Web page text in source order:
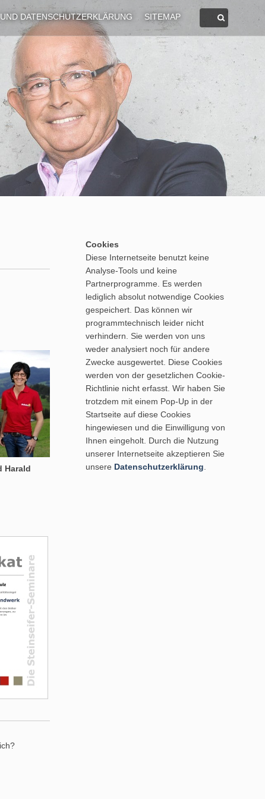
SITEMAP
DATENSCHUTZERKLÄRUNG
Harald
Cookies
Diese Internetseite benutzt keine
Analyse-Tools und keine
Partnerprogramme. Es werden
lediglich absolut notwendige Cookies
gespeichert. Das können wir
programmtechnisch leider nicht
verhindern. Sie werden von uns
weder analysiert noch für andere
Zwecke ausgewertet. Diese Cookies
werden von der gesetzlichen Cookie-
Richtlinie nicht erfasst. Wir haben Sie
trotzdem mit einem Pop-Up in der
Startseite auf diese Cookies
hingewiesen und die Einwilligung von
Ihnen eingeholt. Durch die Nutzung
unserer Internetseite akzeptieren Sie
unsere Datenschutzerklärung